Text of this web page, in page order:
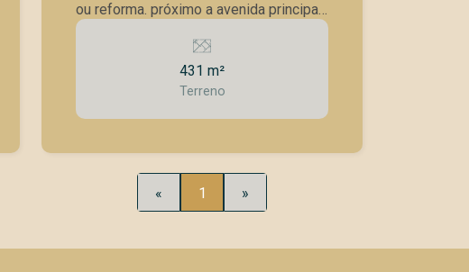
ou reforma. próximo a avenida principal
do bairro
431 m²
Terreno
« 1 »